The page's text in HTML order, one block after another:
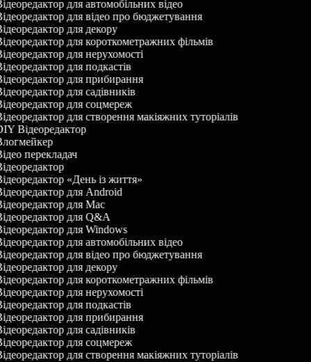
для автомобільних відео
для відео про бюджетування
для декору
для короткометражних фільмів
для нерухомості
для подкастів
для прибирання
для садівників
для соцмереж
для створення макіяжних туторіалів
Відеоредактор
перекладач
«День із життя»
для Android
для Mac
для Q&A
для Windows
для автомобільних відео
для відео про бюджетування
для декору
для короткометражних фільмів
для нерухомості
для подкастів
для прибирання
для садівників
для соцмереж
для створення макіяжних туторіалів